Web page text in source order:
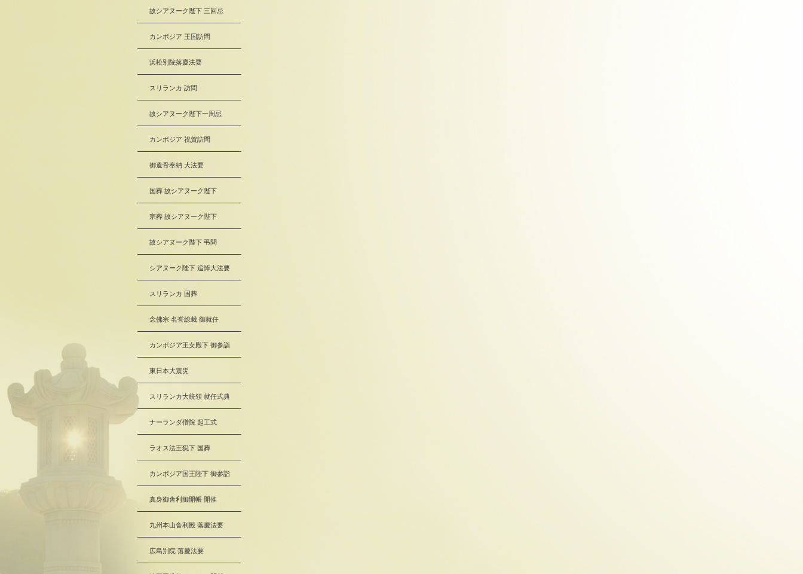
故シアヌーク陛下 三回忌
カンボジア 王国訪問
浜松別院落慶法要
スリランカ 訪問
故シアヌーク陛下一周忌
カンボジア 祝賀訪問
御遺骨奉納 大法要
国葬 故シアヌーク陛下
宗葬 故シアヌーク陛下
故シアヌーク陛下 弔問
シアヌーク陛下 追悼大法要
スリランカ 国葬
念佛宗 名誉総裁 御就任
カンボジア王女殿下 御参詣
東日本大震災
スリランカ大統領 就任式典
ナーランダ僧院 起工式
ラオス法王猊下 国葬
カンボジア国王陛下 御参詣
真身御舎利御開帳 開催
九州本山舎利殿 落慶法要
広島別院 落慶法要